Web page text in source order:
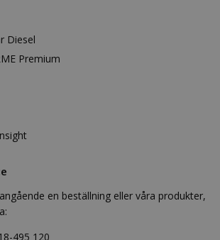
Diesel
Premium
en beställning eller våra produkter,
495 120